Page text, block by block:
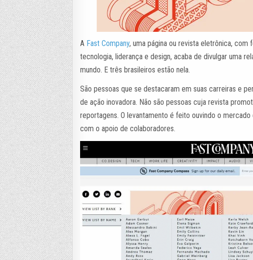
A Fast Company, uma página ou revista eletrônica,
tecnologia, liderança e design, acaba de divulgar uma
mundo. E três brasileiros estão nela.
São pessoas que se destacaram em suas carreiras e
de ação inovadora. Não são pessoas cuja revista
reportagens. O levantamento é feito ouvindo o
com o apoio de colaboradores.